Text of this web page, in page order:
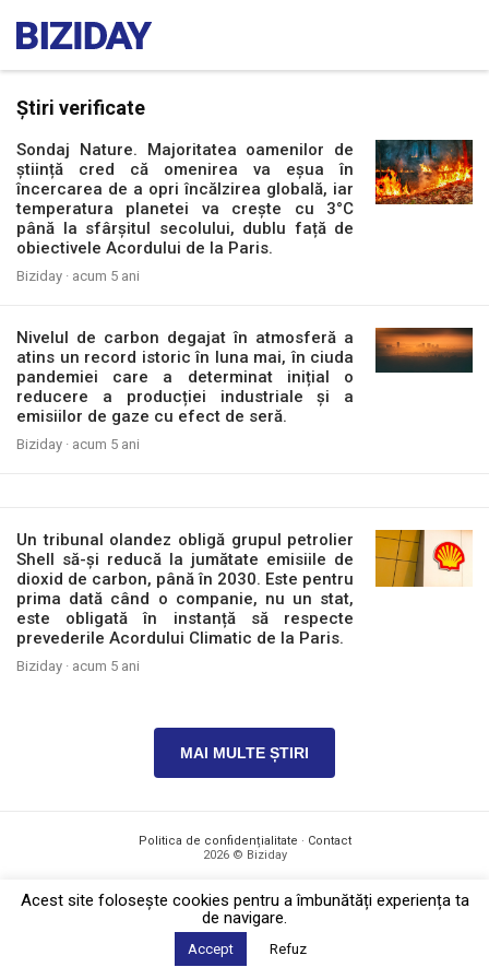
Știri verificate
Sondaj Nature. Majoritatea oamenilor de
știință cred că omenirea va eșua în
încercarea de a opri încălzirea globală, iar
temperatura planetei va crește cu 3°C
până la sfârșitul secolului, dublu față de
obiectivele Acordului de la Paris.
Biziday · acum 5 ani
Nivelul de carbon degajat în atmosferă a
atins un record istoric în luna mai, în ciuda
pandemiei care a determinat inițial o
reducere a producției industriale și a
emisiilor de gaze cu efect de seră.
Biziday · acum 5 ani
Un tribunal olandez obligă grupul petrolier
Shell să-și reducă la jumătate emisiile de
dioxid de carbon, până în 2030. Este pentru
prima dată când o companie, nu un stat,
este obligată în instanță să respecte
prevederile Acordului Climatic de la Paris.
Biziday · acum 5 ani
MAI MULTE ȘTIRI
Politica de confidențialitate · Contact
2026 © Biziday
Acest site foloseşte cookies pentru a îmbunătăți experiența ta
de navigare.
Accept Refuz